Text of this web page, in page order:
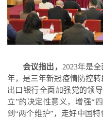
会议指出， 2023年是全
年，是三年新冠疫情防控
出口银行全面加强党的领
立”的决定性意义，增强“
到“两个维护”，走好中国